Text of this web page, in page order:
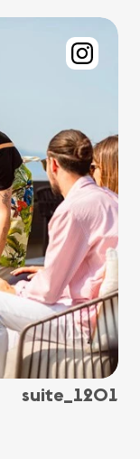
suite_1201